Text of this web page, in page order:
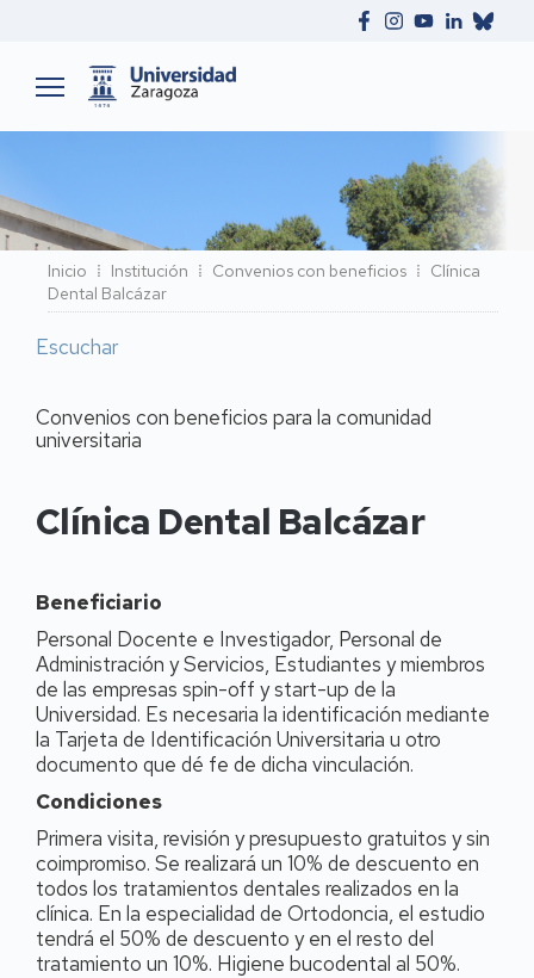
Ruta
de
navegación
Inicio Institución Convenios con beneficios
Clínica
Dental Balcázar
Escuchar
Convenios con beneficios para la comunidad
universitaria
Clínica Dental Balcázar
Beneficiario
Personal Docente e Investigador, Personal de
Administración y Servicios, Estudiantes y miembros
de las empresas spin-off y start-up de la
Universidad. Es necesaria la identificación mediante
la Tarjeta de Identificación Universitaria u otro
documento que dé fe de dicha vinculación.
Condiciones
Primera visita, revisión y presupuesto gratuitos y sin
coimpromiso. Se realizará un 10% de descuento en
todos los tratamientos dentales realizados en la
clínica. En la especialidad de Ortodoncia, el estudio
tendrá el 50% de descuento y en el resto del
tratamiento un 10%. Higiene bucodental al 50%.